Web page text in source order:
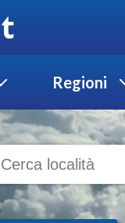
Regioni